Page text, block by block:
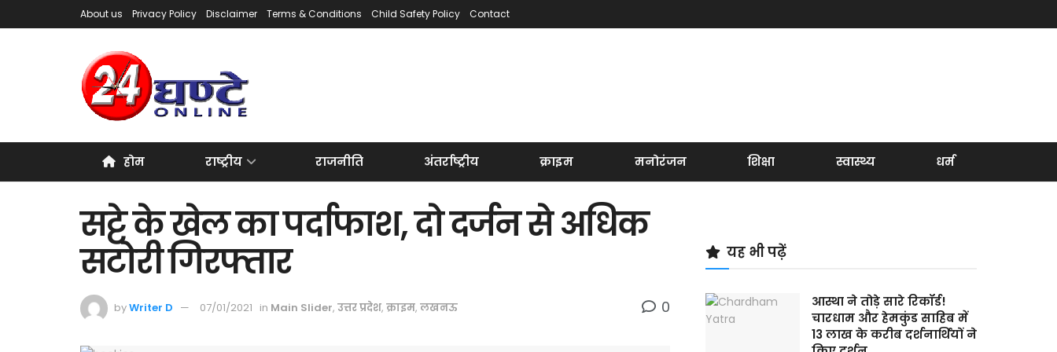
About us Privacy Policy Disclaimer Terms & Conditions Child Safety Policy Contact
होम राष्ट्रीय राजनीति अंतर्राष्ट्रीय क्राइम मनोरंजन शिक्षा स्वास्थ्य धर्म
सट्टे के खेल का पर्दाफाश, दो दर्जन से अधिक
सटोरी गिरफ्तार
byWriter D 07/01/2021 in Main Slider, उत्तर प्रदेश, क्राइम, लखनऊ 0
यह भी पढ़ें
आस्था ने तोड़े सारे रिकॉर्ड!
चारधाम और हेमकुंड साहिब में
13 लाख के करीब दर्शनार्थियों ने